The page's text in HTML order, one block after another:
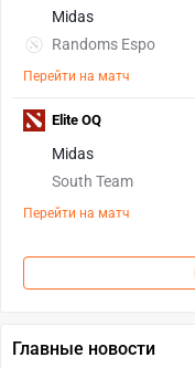
Midas
Randoms Espo
Перейти на матч
Midas
South Team
Перейти на матч
Elite OQ
Главные новости